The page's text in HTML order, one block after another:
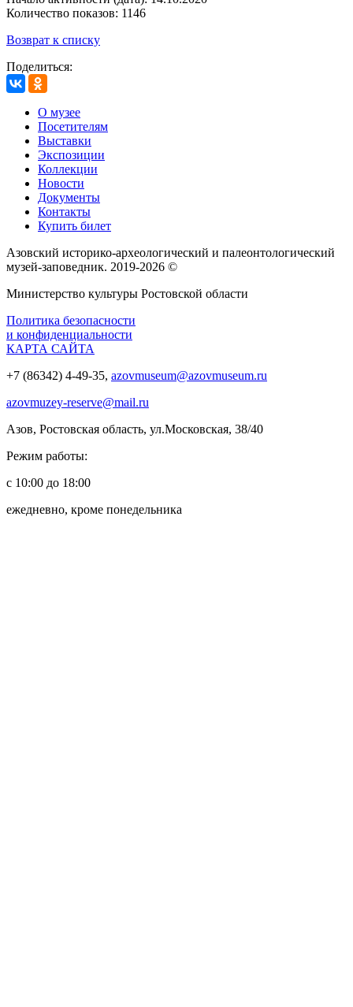
Количество показов: 1146
Возврат к списку
Поделиться:
О музее
Посетителям
Выставки
Экспозиции
Коллекции
Новости
Документы
Контакты
Купить билет
Азовский историко‑археологический и палеонтологический
музей‑заповедник. 2019-2026 ©
Министерство культуры Ростовской области
Политика безопасности
и конфиденциальности
КАРТА САЙТА
+7 (86342) 4-49-35, azovmuseum@azovmuseum.ru
azovmuzey-reserve@mail.ru
Азов, Ростовская область, ул.Московская, 38/40
Режим работы:
с 10:00 до 18:00
ежедневно, кроме понедельника